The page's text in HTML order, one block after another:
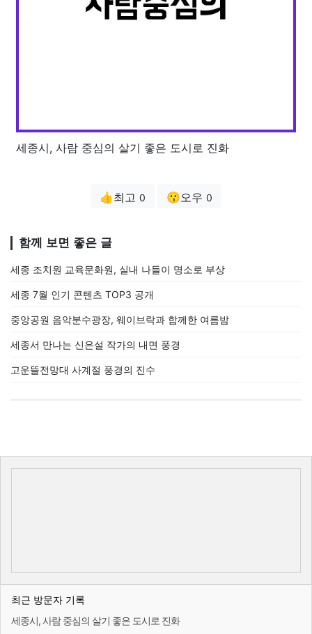
세종시, 사람 중심의 살기 좋은 도시로 진화
👍최고 0 😗오우 0
함께 보면 좋은 글
세종 조치원 교육문화원, 실내 나들이 명소로 부상
세종 7월 인기 콘텐츠 TOP3 공개
중앙공원 음악분수광장, 웨이브락과 함께한 여름밤
세종서 만나는 신은설 작가의 내면 풍경
고운뜰전망대 사계절 풍경의 진수
최근 방문자 기록
세종시, 사람 중심의 살기 좋은 도시로 진화